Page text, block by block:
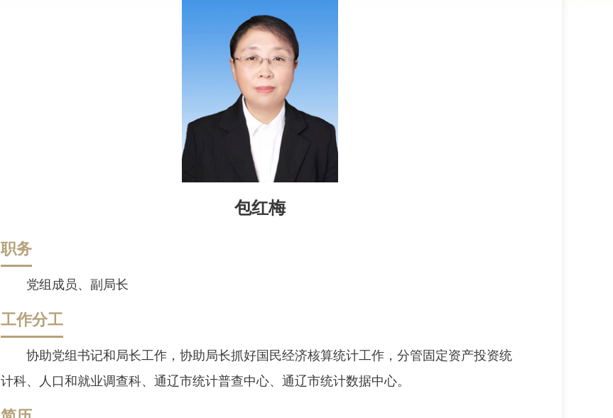
包红梅
职务
党组成员、副局长
工作分工
协助党组书记和局长工作，协助局长抓好国民经济核算统计工作，分管固定资产投资统
计科、人口和就业调查科、通辽市统计普查中心、通辽市统计数据中心。